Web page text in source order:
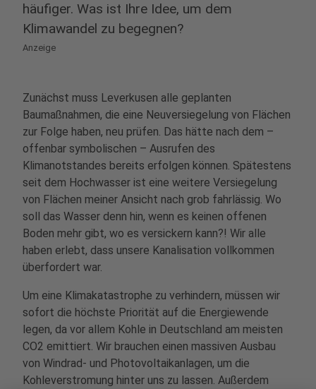
häufiger. Was ist Ihre Idee, um dem
Klimawandel zu begegnen?
Anzeige
Zunächst muss Leverkusen alle geplanten
Baumaßnahmen, die eine Neuversiegelung von Flächen
zur Folge haben, neu prüfen. Das hätte nach dem –
offenbar symbolischen – Ausrufen des
Klimanotstandes bereits erfolgen können. Spätestens
seit dem Hochwasser ist eine weitere Versiegelung
von Flächen meiner Ansicht nach grob fahrlässig. Wo
soll das Wasser denn hin, wenn es keinen offenen
Boden mehr gibt, wo es versickern kann?! Wir alle
haben erlebt, dass unsere Kanalisation vollkommen
überfordert war.
Um eine Klimakatastrophe zu verhindern, müssen wir
sofort die höchste Priorität auf die Energiewende
legen, da vor allem Kohle in Deutschland am meisten
CO2 emittiert. Wir brauchen einen massiven Ausbau
von Windrad- und Photovoltaikanlagen, um die
Kohleverstromung hinter uns zu lassen. Außerdem